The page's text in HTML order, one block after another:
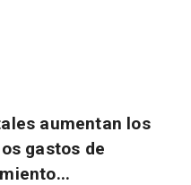
aumentan los
gastos de